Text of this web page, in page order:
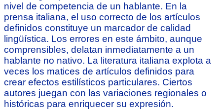
nivel de competencia de un hablante. En la
prensa italiana, el uso correcto de los artículos
definidos constituye un marcador de calidad
lingüística. Los errores en este ámbito, aunque
comprensibles, delatan inmediatamente a un
hablante no nativo. La literatura italiana explota a
veces los matices de artículos definidos para
crear efectos estilísticos particulares. Ciertos
autores juegan con las variaciones regionales o
históricas para enriquecer su expresión.